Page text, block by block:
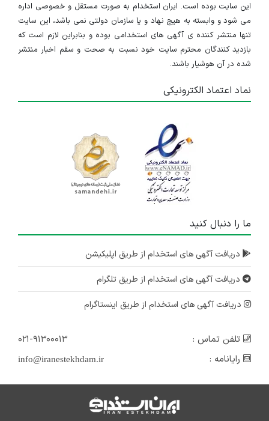
این سایت بوده است. ایران استخدام به صورت مستقل و خصوصی اداره
می شود و وابسته به هیچ نهاد و یا سازمان دولتی نمی باشد، این سایت
تنها منتشر کننده ی آگهی های استخدامی بوده و بنابراین لازم است که
بازدید کنندگان محترم سایت خود نسبت به صحت و سقم اخبار منتشر
شده در آن هوشیار باشند.
نماد اعتماد الکترونیکی
ما را دنبال کنید
دریافت آگهی های استخدام از طریق اپلیکیشن
دریافت آگهی های استخدام از طریق تلگرام
دریافت آگهی های استخدام از طریق اینستاگرام
تلفن تماس :
۰۲۱-۹۱۳۰۰۰۱۳
رایانامه :
info@iranestekhdam.ir